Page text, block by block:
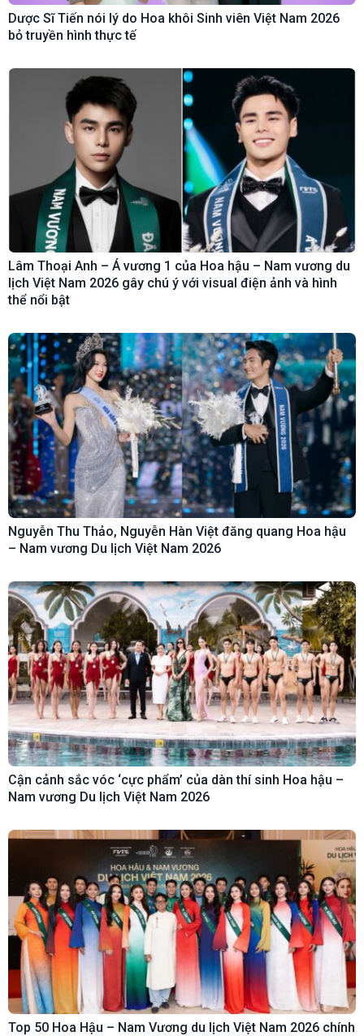
Dược Sĩ Tiến nói lý do Hoa khôi Sinh viên Việt Nam 2026
bỏ truyền hình thực tế
Lâm Thoại Anh – Á vương 1 của Hoa hậu – Nam vương du
lịch Việt Nam 2026 gây chú ý với visual điện ảnh và hình
thể nổi bật
Nguyễn Thu Thảo, Nguyễn Hàn Việt đăng quang Hoa hậu
– Nam vương Du lịch Việt Nam 2026
Cận cảnh sắc vóc ‘cực phẩm’ của dàn thí sinh Hoa hậu –
Nam vương Du lịch Việt Nam 2026
Top 50 Hoa Hậu – Nam Vương du lịch Việt Nam 2026 chính